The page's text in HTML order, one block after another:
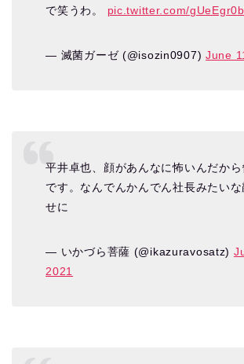
で笑うわ。 pic.twitter.com/
— 滅菌ガーゼ (@isozin0907)June
平井卓也、顔があんなに怖いんだか
です。なんでんかんでん社長みたいな
せに
— いかづら菩薩 (@ikazuravosatz)
2021